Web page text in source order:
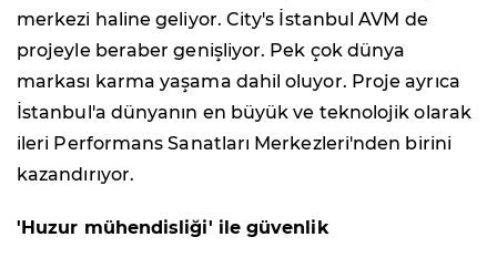
merkezi haline geliyor. City's İstanbul AVM de
projeyle beraber genişliyor. Pek çok dünya
markası karma yaşama dahil oluyor. Proje ayrıca
İstanbul'a dünyanın en büyük ve teknolojik olarak
ileri Performans Sanatları Merkezleri'nden birini
kazandırıyor.
'Huzur mühendisliği' ile güvenlik